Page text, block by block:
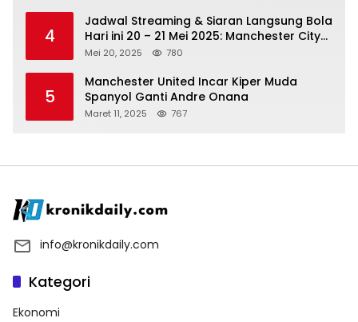
4
Jadwal Streaming & Siaran Langsung Bola
Hari ini 20 – 21 Mei 2025: Manchester City
vs Bournemouth
Mei 20, 2025 780
5
Manchester United Incar Kiper Muda
Spanyol Ganti Andre Onana
Maret 11, 2025 767
info@kronikdaily.com
Kategori
Ekonomi